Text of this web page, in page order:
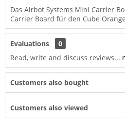
Das Airbot Systems Mini Carrier
Carrier Board für den Cube
Evaluations
0
Read, write and discuss reviews...
Customers also bought
Customers also viewed